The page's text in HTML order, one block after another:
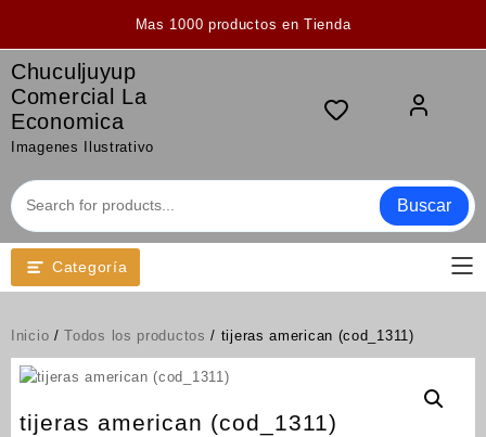
Mas 1000 productos en Tienda
Chuculjuyup
Comercial La
Economica
Imagenes Ilustrativo
Buscar
Categoría
Inicio /Todos los productos / tijeras american (cod_1311)
tijeras american (cod_1311)